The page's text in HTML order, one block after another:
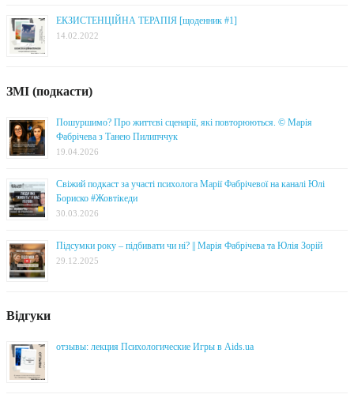
ЕКЗИСТЕНЦІЙНА ТЕРАПІЯ [щоденник #1]
14.02.2022
ЗМІ (подкасти)
Пошуршимо? Про життєві сценарії, які повторюються. © Марія
Фабрічева з Танею Пилипччук
19.04.2026
Свіжий подкаст за участі психолога Марії Фабрічевої на каналі Юлі
Бориско #Жовтікеди
30.03.2026
Підсумки року – підбивати чи ні? || Марія Фабрічева та Юлія Зорій
29.12.2025
Відгуки
отзывы: лекция Психологические Игры в Aids.ua